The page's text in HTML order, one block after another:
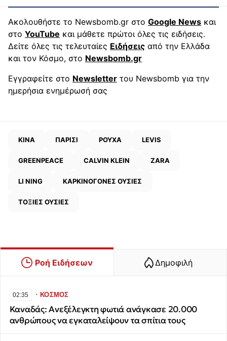
Ακολουθήστε το Newsbomb.gr στο Google News και
στο YouTube και μάθετε πρώτοι όλες τις ειδήσεις.
Δείτε όλες τις τελευταίες Ειδήσεις από την Ελλάδα
και τον Κόσμο, στο Newsbomb.gr
Εγγραφείτε στο Newsletter του Newsbomb για την
ημερήσια ενημέρωσή σας
ΚΙΝΑ ΠΑΡΙΣΙ ΡΟΥΧΑ LEVIS
GREENPEACE CALVIN KLEIN ZARA
LI NING ΚΑΡΚΙΝΟΓΟΝΕΣ ΟΥΣΙΕΣ
ΤΟΞΙΕΣ ΟΥΣΙΕΣ
Ροή Ειδήσεων Δημοφιλή
02:35 ∙ΚΟΣΜΟΣ
Καναδάς: Ανεξέλεγκτη φωτιά ανάγκασε 20.000
ανθρώπους να εγκαταλείψουν τα σπίτια τους